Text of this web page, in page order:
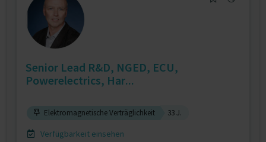
Senior Lead R&D, NGED, ECU,
Powerelectrics, Har...
Elektromagnetische Verträglichkeit 33 J.
Verfügbarkeit einsehen